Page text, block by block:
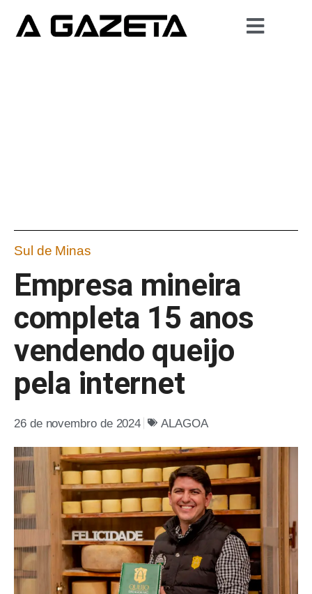
Sul de Minas
Empresa mineira
completa 15 anos
vendendo queijo
pela internet
26 de novembro de 2024 ALAGOA